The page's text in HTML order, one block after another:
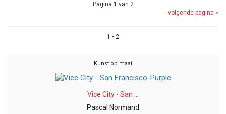
Pagina 1 van 2
volgende pagina »
1 • 2
Kunst op maat
Vice City - San ...
Pascal Normand